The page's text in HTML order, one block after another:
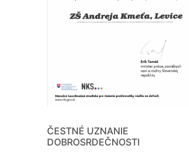
ČESTNÉ UZNANIE
DOBROSRDEČNOSTI